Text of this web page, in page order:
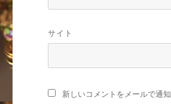
サイト
新しいコメントをメールで通知